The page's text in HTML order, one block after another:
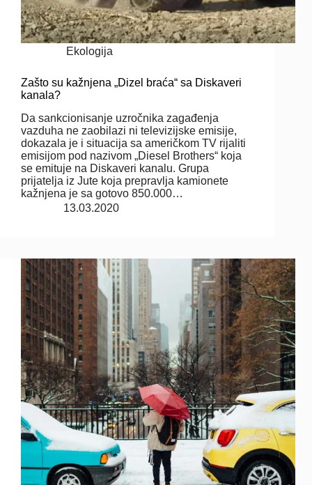
Ekologija
Zašto su kažnjena „Dizel braća“ sa Diskaveri
kanala?
Da sankcionisanje uzročnika zagađenja
vazduha ne zaobilazi ni televizijske emisije,
dokazala je i situacija sa američkom TV rijaliti
emisijom pod nazivom „Diesel Brothers“ koja
se emituje na Diskaveri kanalu. Grupa
prijatelja iz Jute koja prepravlja kamionete
kažnjena je sa gotovo 850.000…
13.03.2020